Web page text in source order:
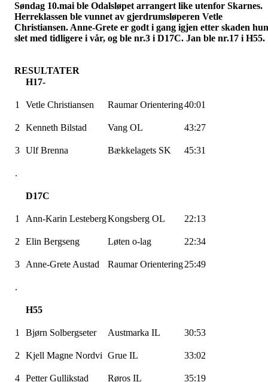
Søndag 10.mai ble Odalsløpet arrangert like utenfor Skarnes.
Herreklassen ble vunnet av gjerdrumsløperen Vetle
Christiansen. Anne-Grete er godt i gang igjen etter skaden hun
slet med tidligere i vår, og ble nr.3 i D17C. Jan ble nr.17 i H55.
RESULTATER
H17-
1 Vetle Christiansen Raumar Orientering40:01
2 Kenneth Bilstad Vang OL 43:27
3 Ulf Brenna Bækkelagets SK 45:31
.
D17C
1 Ann-Karin LestebergKongsberg OL 22:13
2 Elin Bergseng Løten o-lag 22:34
3 Anne-Grete Austad Raumar Orientering25:49
.
H55
1 Bjørn Solbergseter Austmarka IL 30:53
2 Kjell Magne Nordvi Grue IL 33:02
4 Petter Gullikstad Røros IL 35:19